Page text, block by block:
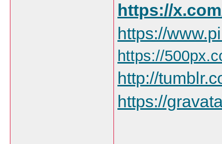
https://
https://
https://
http://
https://